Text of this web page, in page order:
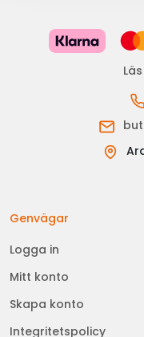
Genvägar
Logga in
Mitt konto
Skapa konto
Integritetspolicy